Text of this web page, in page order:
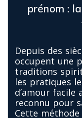
prénom :
Depuis des
occupent une
traditions
les pratiques
d’amour facile
reconnu pour
Cette